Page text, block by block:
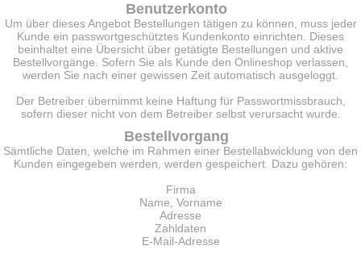
Benutzerkonto
Um über dieses Angebot Bestellungen tätigen zu können, muss jeder
Kunde ein passwortgeschütztes Kundenkonto einrichten. Dieses
beinhaltet eine Übersicht über getätigte Bestellungen und aktive
Bestellvorgänge. Sofern Sie als Kunde den Onlineshop verlassen,
werden Sie nach einer gewissen Zeit automatisch ausgeloggt.
Der Betreiber übernimmt keine Haftung für Passwortmissbrauch,
sofern dieser nicht von dem Betreiber selbst verursacht wurde.
Bestellvorgang
Sämtliche Daten, welche im Rahmen einer Bestellabwicklung von den
Kunden eingegeben werden, werden gespeichert. Dazu gehören:
Firma
Name, Vorname
Adresse
Zahldaten
E-Mail-Adresse